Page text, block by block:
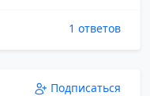
1 ответов
Подписаться